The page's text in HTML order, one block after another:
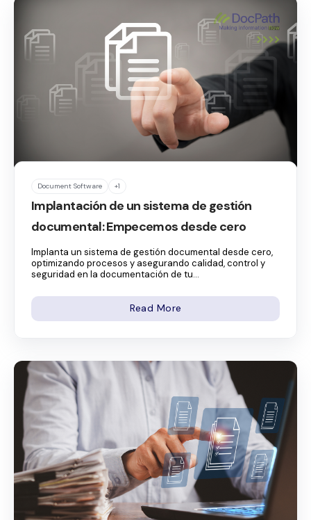
Document Software +1
Implantación de un sistema de gestión
documental: Empecemos desde cero
Implanta un sistema de gestión documental desde cero,
optimizando procesos y asegurando calidad, control y
seguridad en la documentación de tu...
Read More